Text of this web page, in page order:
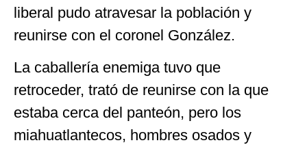
liberal pudo atravesar la población y
reunirse con el coronel González.
La caballería enemiga tuvo que
retroceder, trató de reunirse con la que
estaba cerca del panteón, pero los
miahuatlantecos, hombres osados y